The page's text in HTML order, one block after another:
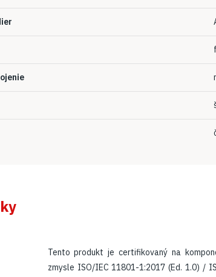
Tento produkt je certifikovaný na
zmysle ISO/IEC 11801-1:2017 (Ed. 1.0) /